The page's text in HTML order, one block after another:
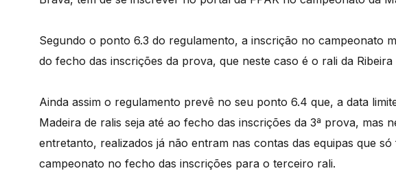
Segundo o ponto 6.3 do regulamento, a inscrição no campeonato
do fecho das inscrições da prova, que neste caso é o rali da
Ainda assim o regulamento prevê no seu ponto 6.4 que, a data
Madeira de ralis seja até ao fecho das inscrições da 3ª prova, mas
entretanto, realizados já não entram nas contas das equipas que
campeonato no fecho das inscrições para o terceiro rali.